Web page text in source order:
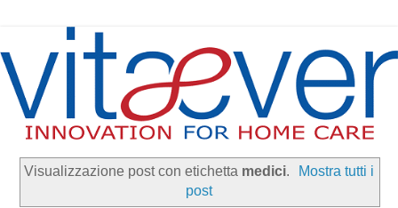
Visualizzazione post con etichetta medici.
Mostra tutti i
post